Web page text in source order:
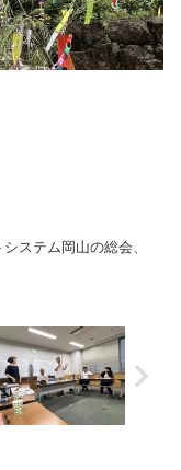
ステム岡山の総会、